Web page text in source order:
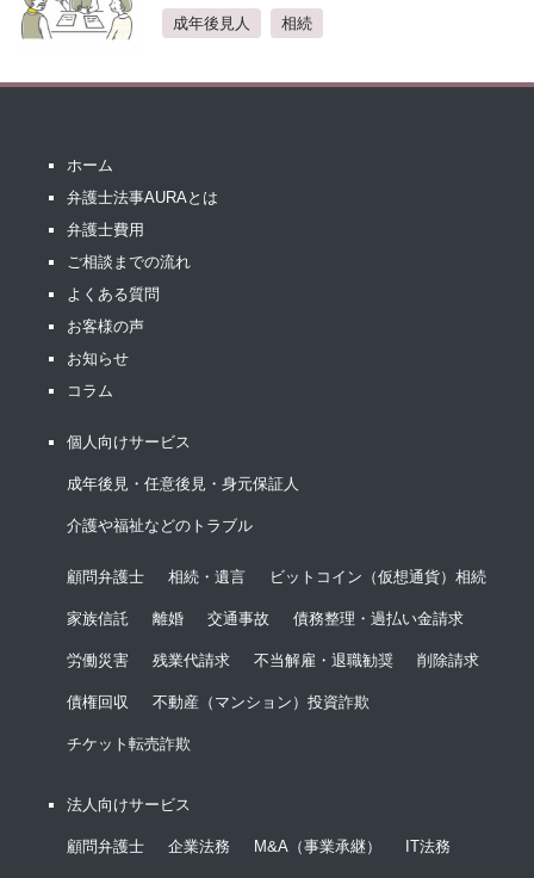
成年後見人 相続
ホーム
弁護士法事AURAとは
弁護士費用
ご相談までの流れ
よくある質問
お客様の声
お知らせ
コラム
個人向けサービス
成年後見・任意後見・身元保証人
介護や福祉などのトラブル
顧問弁護士 相続・遺言 ビットコイン（仮想通貨）相続
家族信託 離婚 交通事故 債務整理・過払い金請求
労働災害 残業代請求 不当解雇・退職勧奨 削除請求
債権回収 不動産（マンション）投資詐欺
チケット転売詐欺
法人向けサービス
顧問弁護士 企業法務 M&A（事業承継） IT法務